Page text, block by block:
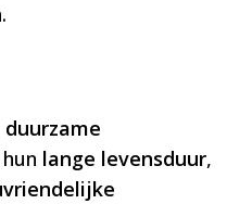
duurzame
lange levensduur,